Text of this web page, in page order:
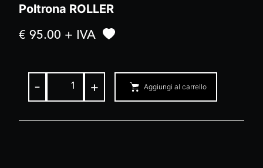
Poltrona ROLLER
€ 95.00 + IVA
- + Aggiungi al carrello